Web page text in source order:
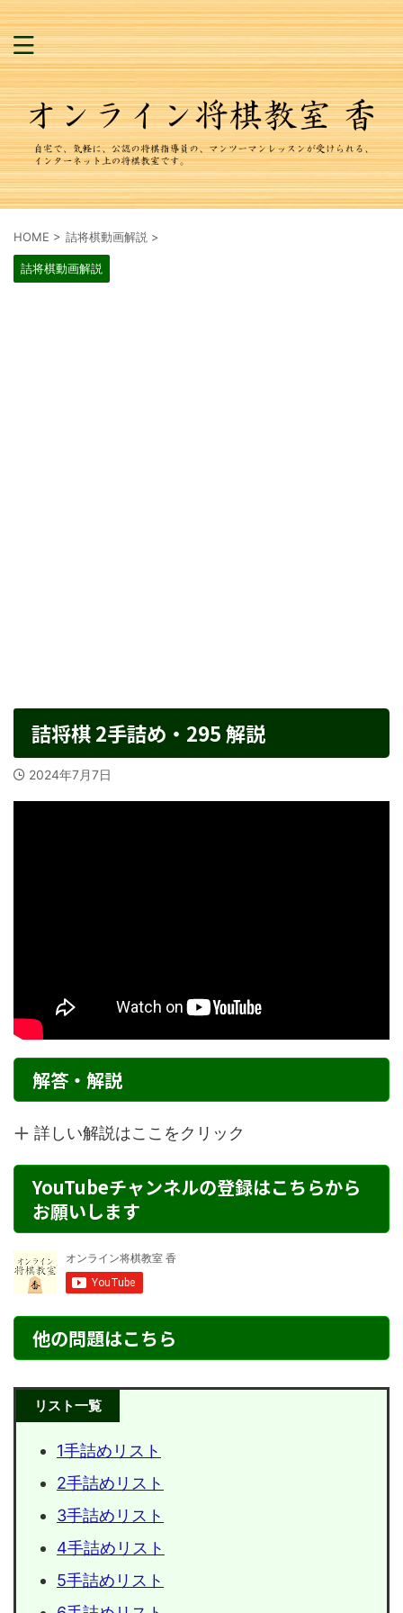
HOME > 詰将棋動画解説 >
詰将棋動画解説
詰将棋 2手詰め・295 解説
2024年7月7日
解答・解説
詳しい解説はここをクリック
YouTubeチャンネルの登録はこちらから
お願いします
他の問題はこちら
リスト一覧
1手詰めリスト
2手詰めリスト
3手詰めリスト
4手詰めリスト
5手詰めリスト